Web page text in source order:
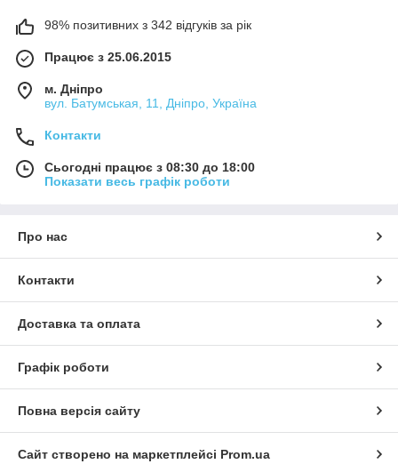
98% позитивних з 342 відгуків за рік
Працює з 25.06.2015
м. Дніпро
вул. Батумськая, 11, Дніпро, Україна
Контакти
Сьогодні працює з 08:30 до 18:00
Показати весь графік роботи
Про нас
Контакти
Доставка та оплата
Графік роботи
Повна версія сайту
Сайт створено на маркетплейсі Prom.ua